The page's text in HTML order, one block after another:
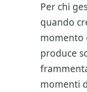
Per chi
quando
momento
produce
momenti